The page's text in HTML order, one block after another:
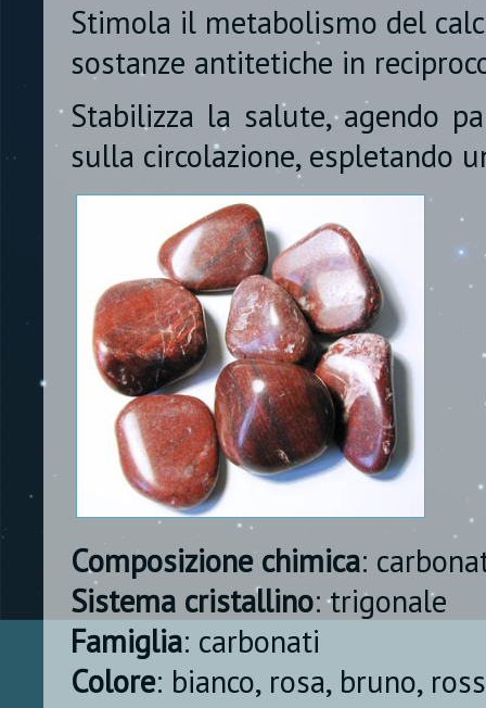
Stimola il metabolismo del
sostanze antitetiche in
Stabilizza la salute, agendo
sulla circolazione, espletando
Composizione chimica:
Sistema cristallino: trigonale
Famiglia: carbonati
Colore: bianco, rosa, bruno,